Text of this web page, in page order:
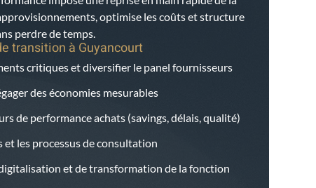
optimise les coûts et structure
perdre de temps.
transition à Guyancourt
critiques et diversifier le panel fournisseurs
des économies mesurables
de performance achats (savings, délais, qualité)
les processus de consultation
et de transformation de la fonction